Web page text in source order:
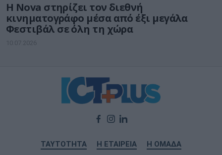
Η Nova στηρίζει τον διεθνή
κινηματογράφο μέσα από έξι μεγάλα
Φεστιβάλ σε όλη τη χώρα
10.07.2026
ΤΑΥΤΟΤΗΤΑ Η ΕΤΑΙΡΕΙΑ Η ΟΜΑΔΑ